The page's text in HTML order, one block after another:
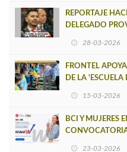
REPORTAJE
DELEGADO
28-03-2026
FRONTEL
DE LA
15-03-2026
BCI Y MUJERES
23-03-2026